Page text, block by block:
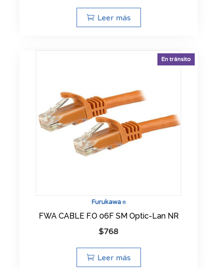
Leer más
Furukawa®
En tránsito
FWA CABLE F.O 06F SM Optic-Lan NR
$768
Leer más